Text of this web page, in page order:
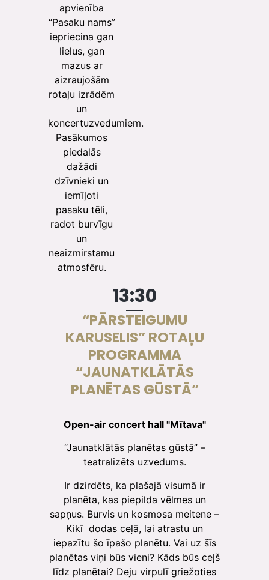
apvienība
“Pasaku nams”
iepriecina gan
lielus, gan
mazus ar
aizraujošām
rotaļu izrādēm
un
koncertuzvedumiem.
Pasākumos
piedalās
dažādi
dzīvnieki un
iemīļoti
pasaku tēli,
radot burvīgu
un
neaizmirstamu
atmosfēru.
13:30
“PĀRSTEIGUMU
KARUSELIS” ROTAĻU
PROGRAMMA
“JAUNATKLĀTĀS
PLANĒTAS GŪSTĀ”
Open-air concert hall "Mītava"
“Jaunatklātās planētas gūstā” –
teatralizēts uzvedums.
Ir dzirdēts, ka plašajā visumā ir
planēta, kas piepilda vēlmes un
sapņus. Burvis un kosmosa meitene –
Kikī dodas ceļā, lai atrastu un
iepazītu šo īpašo planētu. Vai uz šīs
planētas viņi būs vieni? Kāds būs ceļš
līdz planētai? Deju virpulī griežoties